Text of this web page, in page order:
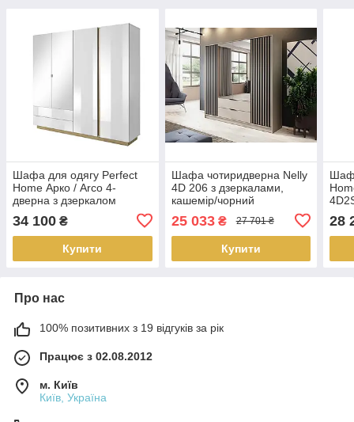
Шафа для одягу Perfect
Home Арко / Arco 4-
дверна з дзеркалом
4D2S/220 Білий глянець/
дуб грандсон (PFH-
091041)
34 100 ₴
Купити
Шафа чотиридверна Nelly
4D 206 з дзеркалами,
кашемір/чорний
25 033₴ 27 701 ₴
Купити
28
Про нас
100% позитивних з 19 відгуків за рік
Працює з 02.08.2012
м. Київ
Київ, Україна